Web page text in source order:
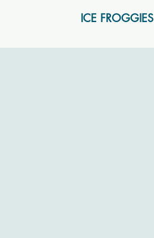
ICE FROGGIES